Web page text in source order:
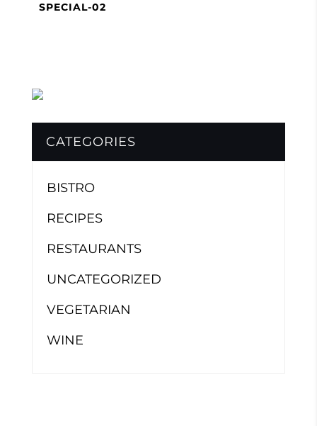
SPECIAL-02
CATEGORIES
BISTRO
RECIPES
RESTAURANTS
UNCATEGORIZED
VEGETARIAN
WINE